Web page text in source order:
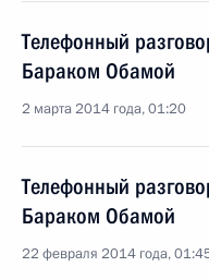
Телефонный
Бараком Обамой
2 марта 2014 года, 01:20
Телефонный
Бараком Обамой
22 февраля 2014 года,